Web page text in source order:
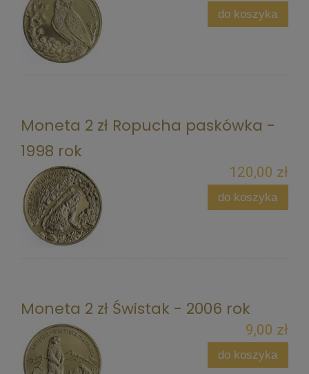
do koszyka
Moneta 2 zł Ropucha paskówka -
1998 rok
120,00 zł
do koszyka
Moneta 2 zł Świstak - 2006 rok
9,00 zł
do koszyka